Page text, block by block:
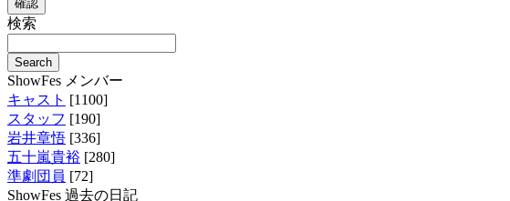
検索
ShowFes メンバー
キャスト [1100]
スタッフ [190]
岩井章悟 [336]
五十嵐貴裕 [280]
準劇団員 [72]
ShowFes 過去の日記